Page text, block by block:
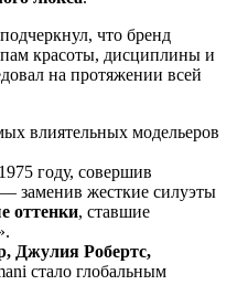
что бренд
красоты, дисциплины и
на протяжении всей
влиятельных модельеров
году, совершив
заменив жесткие силуэты
оттенки, ставшие
Джулия Робертс,
стало глобальным